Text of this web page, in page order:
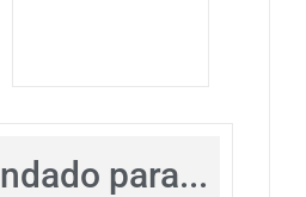
para...